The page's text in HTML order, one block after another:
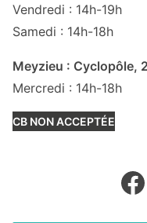
Vendredi : 14h-19h
Samedi : 14h-18h
Meyzieu : Cyclopôle,
Mercredi : 14h-18h
CB NON ACCEPTÉE
Facebook